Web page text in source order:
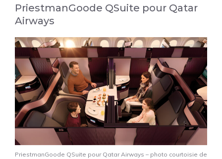
PriestmanGoode QSuite pour Qatar
Airways
PriestmanGoode QSuite pour Qatar Airways – photo courtoisie de